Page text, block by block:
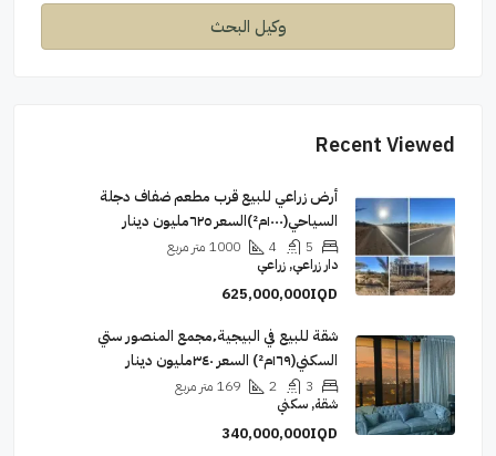
وكيل البحث
Recent Viewed
أرض زراعي للبيع قرب مطعم ضفاف دجلة
السياحي(١٠٠٠م²)السعر ٦٢٥مليون دينار
5
4
1000 متر مربع
دار زراعي, زراعي
625,000,000IQD
شقة للبيع في البيجية٬مجمع المنصور ستي
السكني(١٦٩م²) السعر ٣٤٠مليون دينار
3
2
169 متر مربع
شقة, سكني
340,000,000IQD